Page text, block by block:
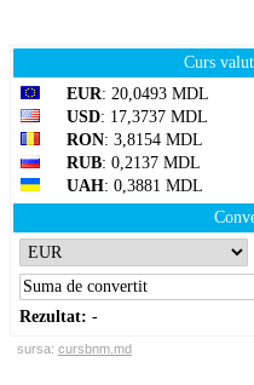
Curs
EUR: 20,0493 MDL
USD: 17,3737 MDL
RON: 3,8154 MDL
RUB: 0,2137 MDL
UAH: 0,3881 MDL
Rezultat: -
sursa: cursbnm.md